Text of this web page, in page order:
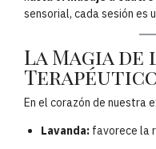
sensorial, cada sesión es
La Magia
En el corazón de nuestra
Lavanda: favorece la